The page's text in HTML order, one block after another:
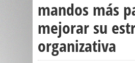
mandos más
mejorar su
organizativa